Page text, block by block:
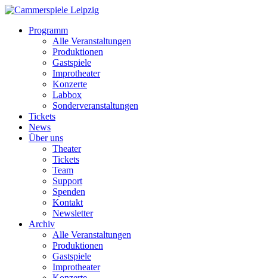
Programm
Alle Veranstaltungen
Produktionen
Gastspiele
Improtheater
Konzerte
Labbox
Sonderveranstaltungen
Tickets
News
Über uns
Theater
Tickets
Team
Support
Spenden
Kontakt
Newsletter
Archiv
Alle Veranstaltungen
Produktionen
Gastspiele
Improtheater